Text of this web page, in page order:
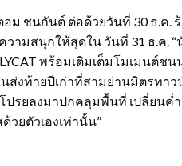
ม ชนกันต์ ต่อด้วยวันที่ 30 ธ.ค.
วามสนุกให้สุดใน วันที่ 31 ธ.ค.
พร้อมเติมเต็มโมเมนต์ช
นส่งท้ายปีเก่าที่สามย่านมิตรทา
ปรยลงมาปกคลุมพื้นที่ เปลี่ยนค่
ยตัวเองเท่านั้น”